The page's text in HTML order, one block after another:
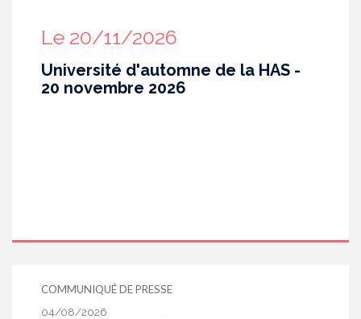
Le 20/11/2026
Université d'automne de la HAS -
20 novembre 2026
COMMUNIQUÉ DE PRESSE
04/08/2026